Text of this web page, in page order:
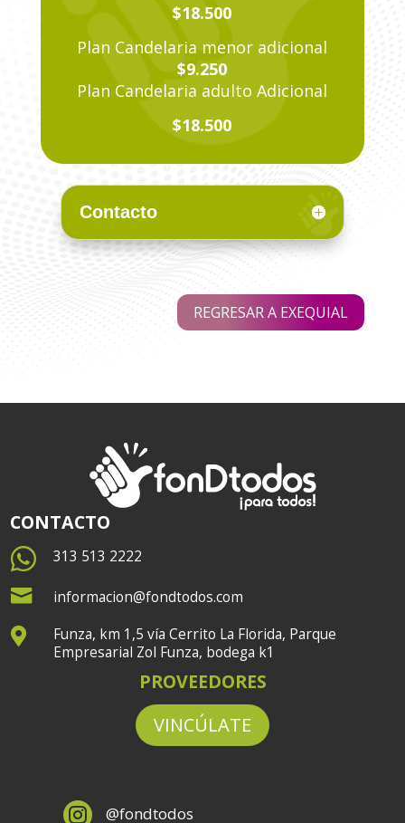
$18.500
Plan Candelaria menor adicional
$9.250
Plan Candelaria adulto Adicional
$18.500
Contacto
REGRESAR A EXEQUIAL
CONTACTO
 313 513 2222
 informacion@fondtodos.com

Funza, km 1,5 vía Cerrito La Florida, Parque
Empresarial Zol Funza, bodega k1
PROVEEDORES
VINCÚLATE
 @fondtodos